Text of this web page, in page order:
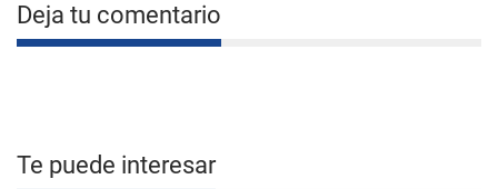
Deja tu comentario
Te puede interesar